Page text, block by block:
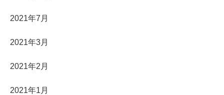
2021年7月
2021年3月
2021年2月
2021年1月